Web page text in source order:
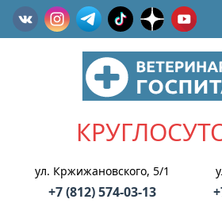
ул. Кржижановского, 5/1
+7 (812) 574-03-13